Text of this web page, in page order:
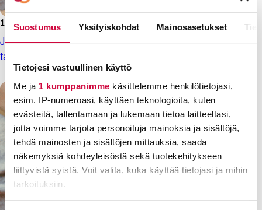
Suostumus Yksityiskohdat Mainosasetukset
Tietojesi vastuullinen käyttö
Me ja 1 kumppanimme käsittelemme henkilötietojasi,
esim. IP-numeroasi, käyttäen teknologioita, kuten
evästeitä, tallentamaan ja lukemaan tietoa laitteeltasi,
jotta voimme tarjota personoituja mainoksia ja sisältöjä,
tehdä mainosten ja sisältöjen mittauksia, saada
näkemyksiä kohdeyleisöstä sekä tuotekehitykseen
liittyvistä syistä. Voit valita, kuka käyttää tietojasi ja mihin
tarkoituksiin.
12.2.2026
JHL, Super, Talentia, Erto: Yleinen linja on voitava ylittää, kun
tasa-arvon edistäminen sitä vaatii